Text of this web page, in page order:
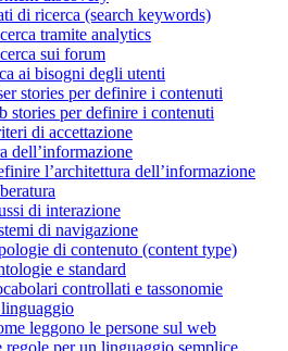
di ricerca (search keywords)
tramite analytics
sui forum
ai bisogni degli utenti
stories per definire i contenuti
stories per definire i contenuti
di accettazione
dell’informazione
l’architettura dell’informazione
di interazione
di navigazione
di contenuto (content type)
e standard
controllati e tassonomie
leggono le persone sul web
regole per un linguaggio semplice